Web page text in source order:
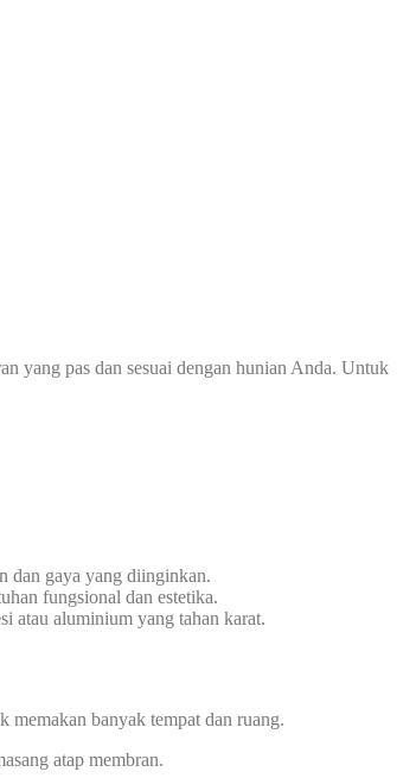
yang pas dan sesuai dengan hunian Anda. Untuk
dan gaya yang diinginkan.
fungsional dan estetika.
atau aluminium yang tahan karat.
banyak tempat dan ruang.
atap membran.